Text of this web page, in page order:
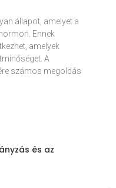
állapot, amelyet a
Ennek
amelyek
A
számos megoldás
és az